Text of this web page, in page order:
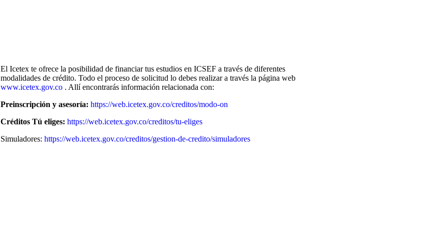
El Icetex te ofrece la posibilidad de financiar tus estudios en ICSEF a través de diferentes
modalidades de crédito. Todo el proceso de solicitud lo debes realizar a través la página web
www.icetex.gov.co . Allí encontrarás información relacionada con:
Preinscripción y asesoría: https://web.icetex.gov.co/creditos/modo-on
Créditos Tú eliges: https://web.icetex.gov.co/creditos/tu-eliges
Simuladores: https://web.icetex.gov.co/creditos/gestion-de-credito/simuladores